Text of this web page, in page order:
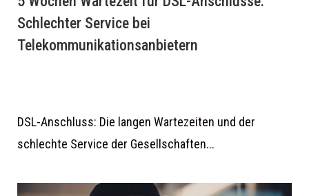
Schlechter Service bei
Telekommunikationsanbietern
DSL-Anschluss: Die langen Wartezeiten und der
schlechte Service der Gesellschaften...